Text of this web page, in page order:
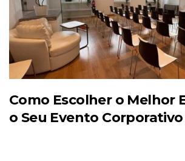
Como Escolher o Melhor
o Seu Evento